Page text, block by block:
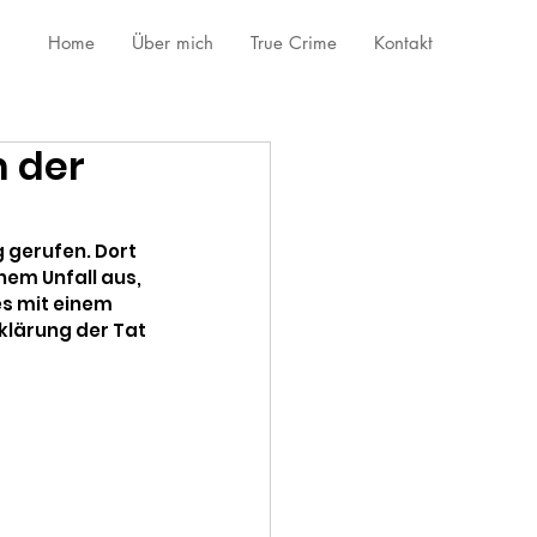
Home Über mich True Crime Kontakt
der
gerufen. Dort
Unfall aus,
mit einem
der Tat